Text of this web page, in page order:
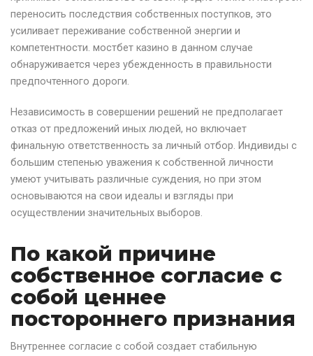
переносить последствия собственных поступков, это
усиливает переживание собственной энергии и
компетентности. мостбет казино в данном случае
обнаруживается через убежденность в правильности
предпочтенного дороги.
Независимость в совершении решений не предполагает
отказ от предложений иных людей, но включает
финальную ответственность за личный отбор. Индивиды с
большим степенью уважения к собственной личности
умеют учитывать различные суждения, но при этом
основываются на свои идеалы и взгляды при
осуществлении значительных выборов.
По какой причине
собственное согласие с
собой ценнее
постороннего признания
Внутреннее согласие с собой создает стабильную